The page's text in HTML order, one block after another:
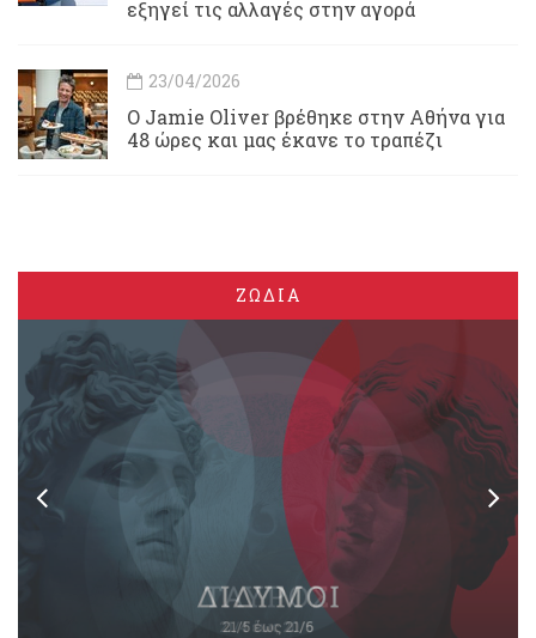
εξηγεί τις αλλαγές στην αγορά
23/04/2026
Ο Jamie Oliver βρέθηκε στην Αθήνα για
48 ώρες και μας έκανε το τραπέζι
ΖΩΔΙΑ